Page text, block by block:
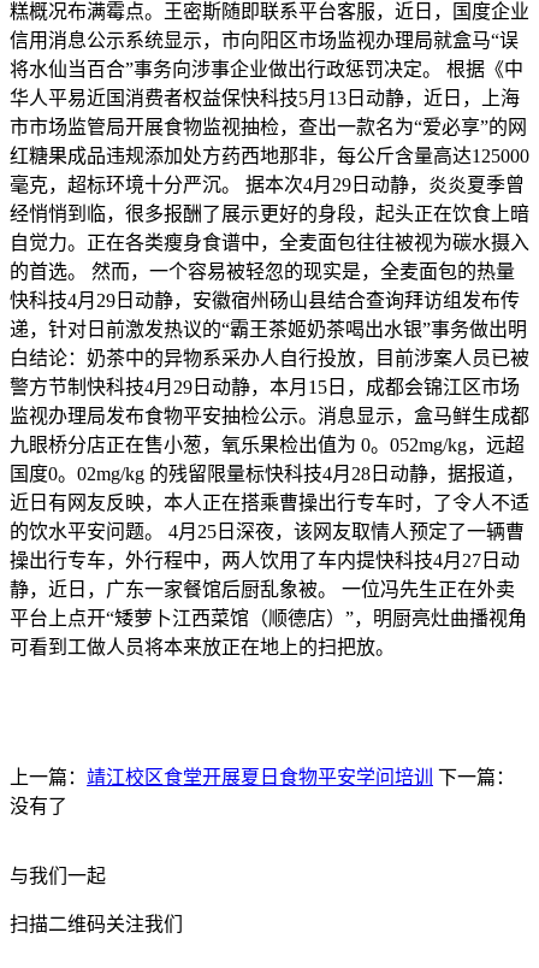
糕概况布满霉点。王密斯随即联系平台客服，近日，国度企业
信用消息公示系统显示，市向阳区市场监视办理局就盒马“误
将水仙当百合”事务向涉事企业做出行政惩罚决定。 根据《中
华人平易近国消费者权益保快科技5月13日动静，近日，上海
市市场监管局开展食物监视抽检，查出一款名为“爱必享”的网
红糖果成品违规添加处方药西地那非，每公斤含量高达125000
毫克，超标环境十分严沉。 据本次4月29日动静，炎炎夏季曾
经悄悄到临，很多报酬了展示更好的身段，起头正在饮食上暗
自觉力。正在各类瘦身食谱中，全麦面包往往被视为碳水摄入
的首选。 然而，一个容易被轻忽的现实是，全麦面包的热量
快科技4月29日动静，安徽宿州砀山县结合查询拜访组发布传
递，针对日前激发热议的“霸王茶姬奶茶喝出水银”事务做出明
白结论：奶茶中的异物系采办人自行投放，目前涉案人员已被
警方节制快科技4月29日动静，本月15日，成都会锦江区市场
监视办理局发布食物平安抽检公示。消息显示，盒马鲜生成都
九眼桥分店正在售小葱，氧乐果检出值为 0。052mg/kg，远超
国度0。02mg/kg 的残留限量标快科技4月28日动静，据报道，
近日有网友反映，本人正在搭乘曹操出行专车时，了令人不适
的饮水平安问题。 4月25日深夜，该网友取情人预定了一辆曹
操出行专车，外行程中，两人饮用了车内提快科技4月27日动
静，近日，广东一家餐馆后厨乱象被。 一位冯先生正在外卖
平台上点开“矮萝卜江西菜馆（顺德店）”，明厨亮灶曲播视角
可看到工做人员将本来放正在地上的扫把放。
上一篇： 靖江校区食堂开展夏日食物平安学问培训
下一篇：
没有了
与我们一起
扫描二维码关注我们